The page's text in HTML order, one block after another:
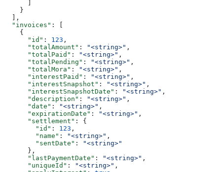
    }
  ],
  "invoices"
: [
    {
      "id"
: 123 ,
      "totalAmount"
: "<string>" ,
      "totalPaid"
: "<string>" ,
      "totalPending"
: "<string>" ,
      "totalMora"
: "<string>" ,
      "interestPaid"
: "<string>" ,
      "interestSnapshot"
: "<string>" ,
      "interestSnapshotDate"
: "<string>" ,
      "description"
: "<string>" ,
      "date"
: "<string>" ,
      "expirationDate"
: "<string>" ,
      "settlement"
: {
        "id"
: 123 ,
        "name"
: "<string>" ,
        "sentDate"
:
"<string>"
      },
      "lastPaymentDate"
: "<string>" ,
      "uniqueId"
: "<string>" ,